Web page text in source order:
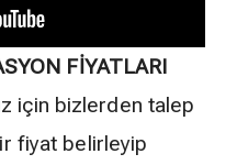
FİYATLARI
için bizlerden talep
fiyat belirleyip